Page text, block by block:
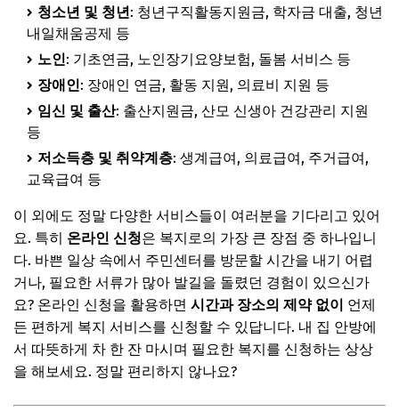
추가할인 코드 WRVE6
단계별 신청 가이드: 온라인 신청 과정
1단계: 복지로 웹사이트 접속 및 로그인
2단계: 원하는 서비스 선택 및 신청서 작성
📌 지금 뜨는 꿀정보! 놓치지 마세요
자주 묻는 질문
Q. 신청 결과는 언제 확인할 수 있나요?
Q. 대리인이 복지로 신청 가능한가요?
Q. 서류 제출 후 수정이 가능한가요?
청소년 및 청년: 청년구직활동지원금, 학자금 대출, 청년
내일채움공제 등
노인: 기초연금, 노인장기요양보험, 돌봄 서비스 등
장애인: 장애인 연금, 활동 지원, 의료비 지원 등
임신 및 출산: 출산지원금, 산모 신생아 건강관리 지원
등
저소득층 및 취약계층: 생계급여, 의료급여, 주거급여,
교육급여 등
이 외에도 정말 다양한 서비스들이 여러분을 기다리고 있어
요. 특히 온라인 신청은 복지로의 가장 큰 장점 중 하나입니
다. 바쁜 일상 속에서 주민센터를 방문할 시간을 내기 어렵
거나, 필요한 서류가 많아 발길을 돌렸던 경험이 있으신가
요? 온라인 신청을 활용하면 시간과 장소의 제약 없이 언제
든 편하게 복지 서비스를 신청할 수 있답니다. 내 집 안방에
서 따뜻하게 차 한 잔 마시며 필요한 복지를 신청하는 상상
을 해보세요. 정말 편리하지 않나요?